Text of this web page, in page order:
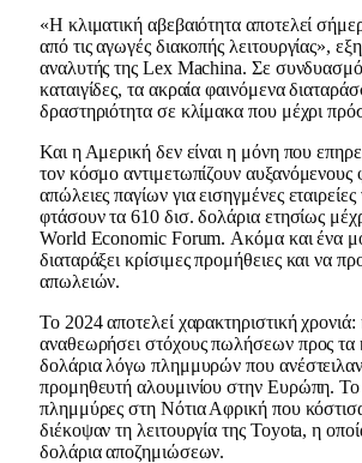
«Η κλιματική αβεβαιότητα αποτελεί
από τις αγωγές διακοπής λειτουργίας»,
αναλυτής της Lex Machina. Σε
καταιγίδες, τα ακραία φαινόμενα
δραστηριότητα σε κλίμακα που μέχρι
Και η Αμερική δεν είναι η μόνη που
τον κόσμο αντιμετωπίζουν αυξανόμενους
απώλειες παγίων για εισηγμένες
φτάσουν τα 610 δισ. δολάρια ετησίως
World Economic Forum. Ακόμα και ένα
διαταράξει κρίσιμες προμήθειες και να
απωλειών.
Το 2024 αποτελεί χαρακτηριστική
αναθεωρήσει στόχους πωλήσεων προς
δολάρια λόγω πλημμυρών που ανέστειλαν
προμηθευτή αλουμινίου στην Ευρώπη. Το
πλημμύρες στη Νότια Αφρική που
διέκοψαν τη λειτουργία της Toyota, η
δολάρια αποζημιώσεων.